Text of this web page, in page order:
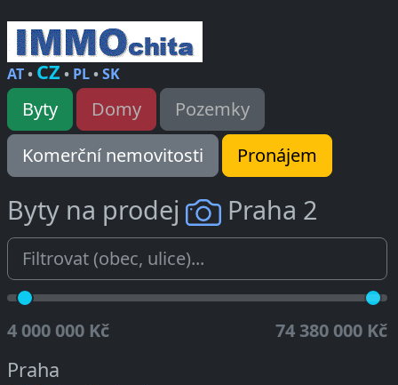
AT• CZ • PL•SK
Byty Domy
Pozemky
Komerční nemovitosti
Pronájem
Byty na prodej Praha 2
4 000 000 Kč 74 380 000 Kč
Praha